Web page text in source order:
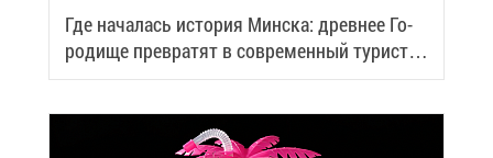
Где на­ча­лась ис­то­рия Мин­ска: древ­нее Го­
ро­ди­ще пре­вра­тят в со­вре­мен­ный ту­ри­сти­
че­ский центр